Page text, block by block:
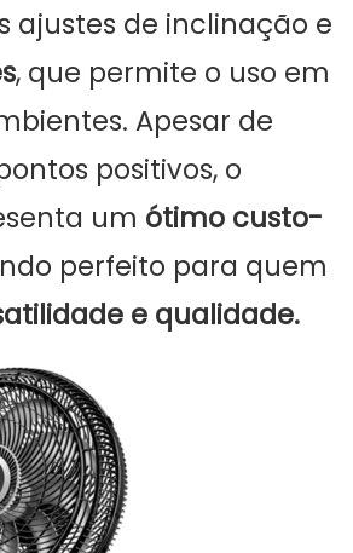
ajustes de inclinação e
, que permite o uso em
Apesar de
positivos, o
um ótimo custo-
perfeito para quem
e qualidade.